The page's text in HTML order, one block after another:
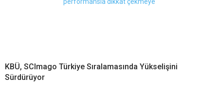
KBÜ, SCImago Türkiye Sıralamasında Yükselişini
Sürdürüyor